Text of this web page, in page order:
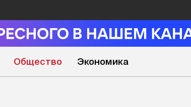
Общество Экономика